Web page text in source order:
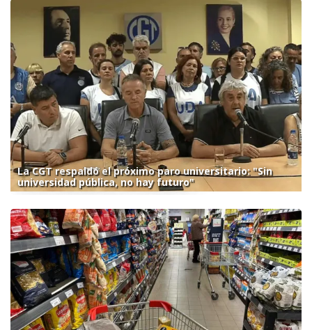
La CGT respaldó el próximo paro universitario: "Sin
universidad pública, no hay futuro"